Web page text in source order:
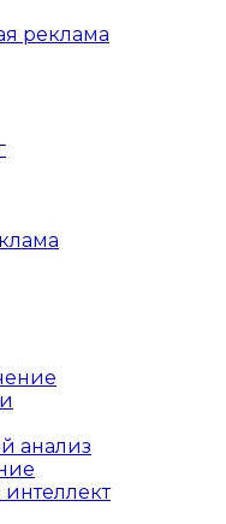
реклама
анализ